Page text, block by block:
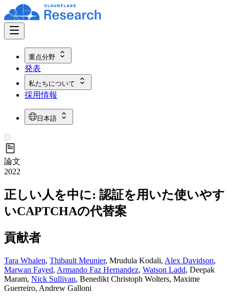
重点分野
発表
私たちについて
採用情報
日本語
論文
2022
正しい人を中に: 認証を用いた使いやす
いCAPTCHAの代替案
貢献者
Tara Whalen, Thibault Meunier, Mrudula Kodali, Alex Davidson,
Marwan Fayed, Armando Faz Hernandez, Watson Ladd, Deepak
Maram, Nick Sullivan, Benedikt Christoph Wolters, Maxime
Guerreiro, Andrew Galloni